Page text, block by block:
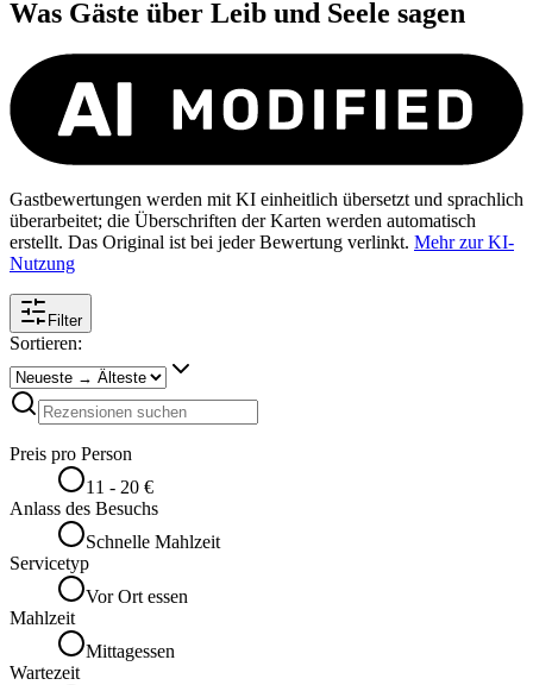
Was Gäste über Leib und Seele sagen
Gastbewertungen werden mit KI einheitlich übersetzt und sprachlich
überarbeitet; die Überschriften der Karten werden automatisch
erstellt. Das Original ist bei jeder Bewertung verlinkt. Mehr zur KI-
Nutzung
Filter
Sortieren:
Preis pro Person
11 - 20 €
Anlass des Besuchs
Schnelle Mahlzeit
Servicetyp
Vor Ort essen
Mahlzeit
Mittagessen
Wartezeit